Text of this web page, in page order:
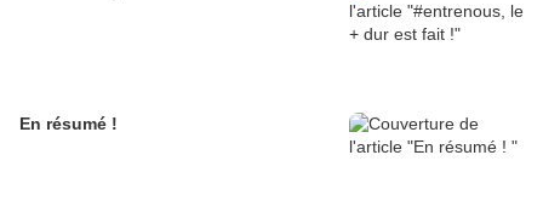
En résumé !